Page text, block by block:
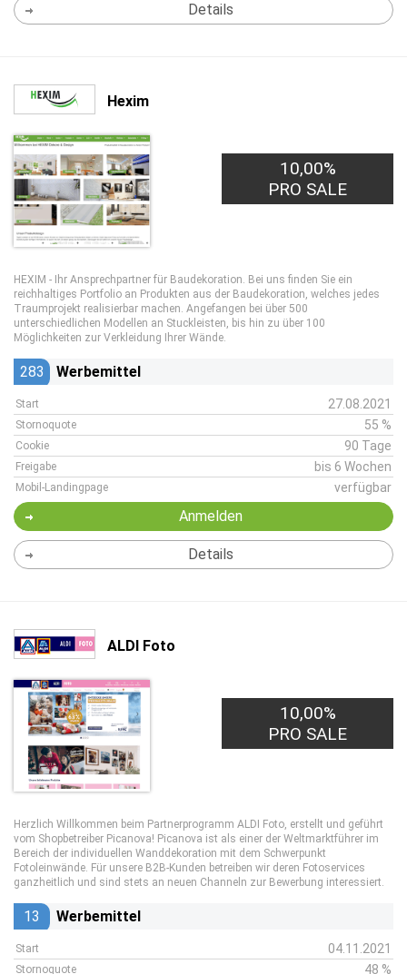
Details
Hexim
10,00%
PRO SALE
HEXIM - Ihr Ansprechpartner für Baudekoration. Bei uns finden Sie ein
reichhaltiges Portfolio an Produkten aus der Baudekoration, welches jedes
Traumprojekt realisierbar machen. Angefangen bei über 500
unterschiedlichen Modellen an Stuckleisten, bis hin zu über 100
Möglichkeiten zur Verkleidung Ihrer Wände.
283 Werbemittel
Start 27.08.2021
Stornoquote 55 %
Cookie 90 Tage
Freigabe bis 6 Wochen
Mobil-Landingpage verfügbar
Anmelden
Details
ALDI Foto
10,00%
PRO SALE
Herzlich Willkommen beim Partnerprogramm ALDI Foto, erstellt und geführt
vom Shopbetreiber Picanova! Picanova ist als einer der Weltmarktführer im
Bereich der individuellen Wanddekoration mit dem Schwerpunkt
Fotoleinwände. Für unsere B2B-Kunden betreiben wir deren Fotoservices
ganzheitlich und sind stets an neuen Channeln zur Bewerbung interessiert.
13 Werbemittel
Start 04.11.2021
Stornoquote 48 %